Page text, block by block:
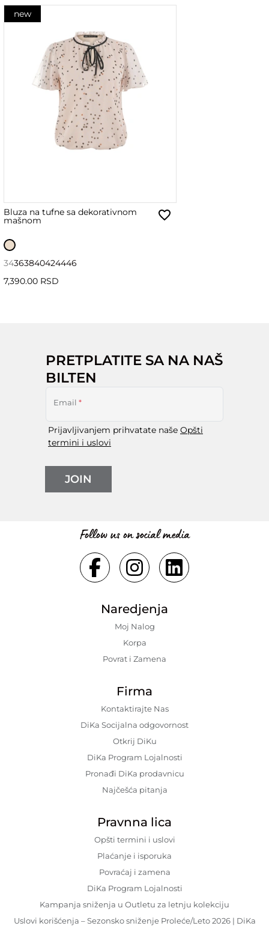
new
Bluza na tufne sa dekorativnom
mašnom
34363840424446
7,390.00 RSD
PRETPLATITE SA NA NAŠ
BILTEN
Email *
Prijavljivanjem prihvatate naše Opšti
termini i uslovi
JOIN
Follow us on social media
Naredjenja
Moj Nalog
Korpa
Povrat i Zamena
Firma
Kontaktirajte Nas
DiKa Socijalna odgovornost
Otkrij DiKu
DiKa Program Lojalnosti
Pronađi DiKa prodavnicu
Najčešća pitanja
Pravnna lica
Opšti termini i uslovi
Plaćanje i isporuka
Povraćaj i zamena
DiKa Program Lojalnosti
Kampanja sniženja u Outletu za letnju kolekciju
Uslovi korišćenja – Sezonsko sniženje Proleće/Leto 2026 | DiKa